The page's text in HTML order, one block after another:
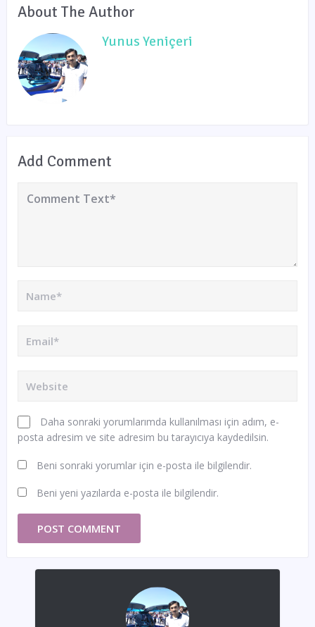
About The Author
Yunus Yeniçeri
Add Comment
Daha sonraki yorumlarımda kullanılması için adım, e-
posta adresim ve site adresim bu tarayıcıya kaydedilsin.
Beni sonraki yorumlar için e-posta ile bilgilendir.
Beni yeni yazılarda e-posta ile bilgilendir.